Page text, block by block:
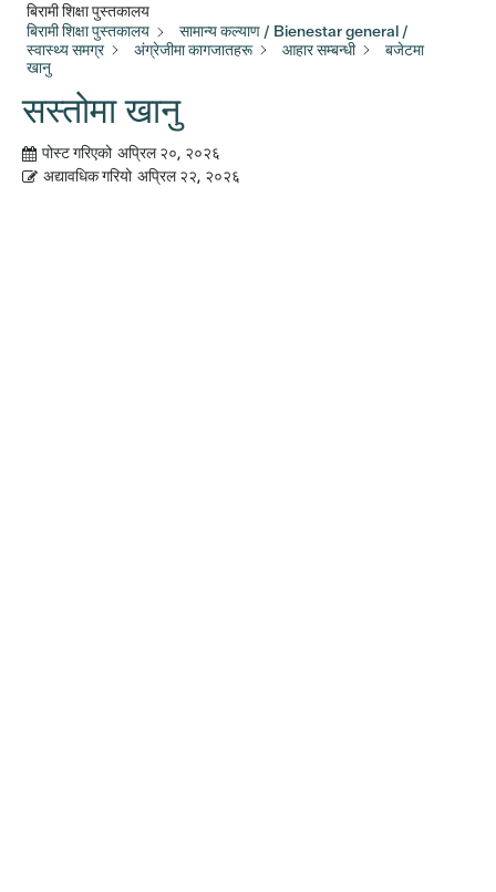
बिरामी शिक्षा पुस्तकालय
बिरामी शिक्षा पुस्तकालय
सामान्य कल्याण / Bienestar general /
स्वास्थ्य समग्र
अंग्रेजीमा कागजातहरू आहार सम्बन्धी
बजेटमा
खानु
सस्तोमा खानु
पोस्ट गरिएको अप्रिल २०, २०२६
अद्यावधिक गरियो अप्रिल २२, २०२६